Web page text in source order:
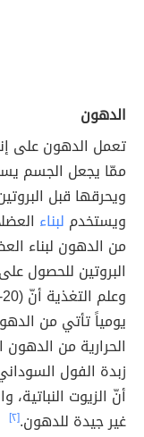
الدهون
تعمل الدهون على
ممّا يجعل الجسم
ويحرقها قبل
ويستخدم لبناء
من الدهون لبناء
البروتين للحصول
الحرارية من
زبدة الفول
أنّ الزيوت
غير جيدة للدهون.[٢]